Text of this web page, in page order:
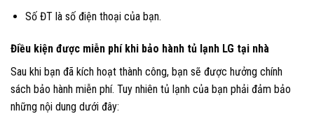
Số ĐT là số điện thoại của bạn.
Điều kiện được miễn phí khi bảo hành tủ lạnh LG tại nhà
Sau khi bạn đã kích hoạt thành công, bạn sẽ được hưởng chính
sách bảo hành miễn phí. Tuy nhiên tủ lạnh của bạn phải đảm bảo
những nội dung dưới đây: